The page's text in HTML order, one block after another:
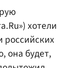
хотели
российских
она будет,